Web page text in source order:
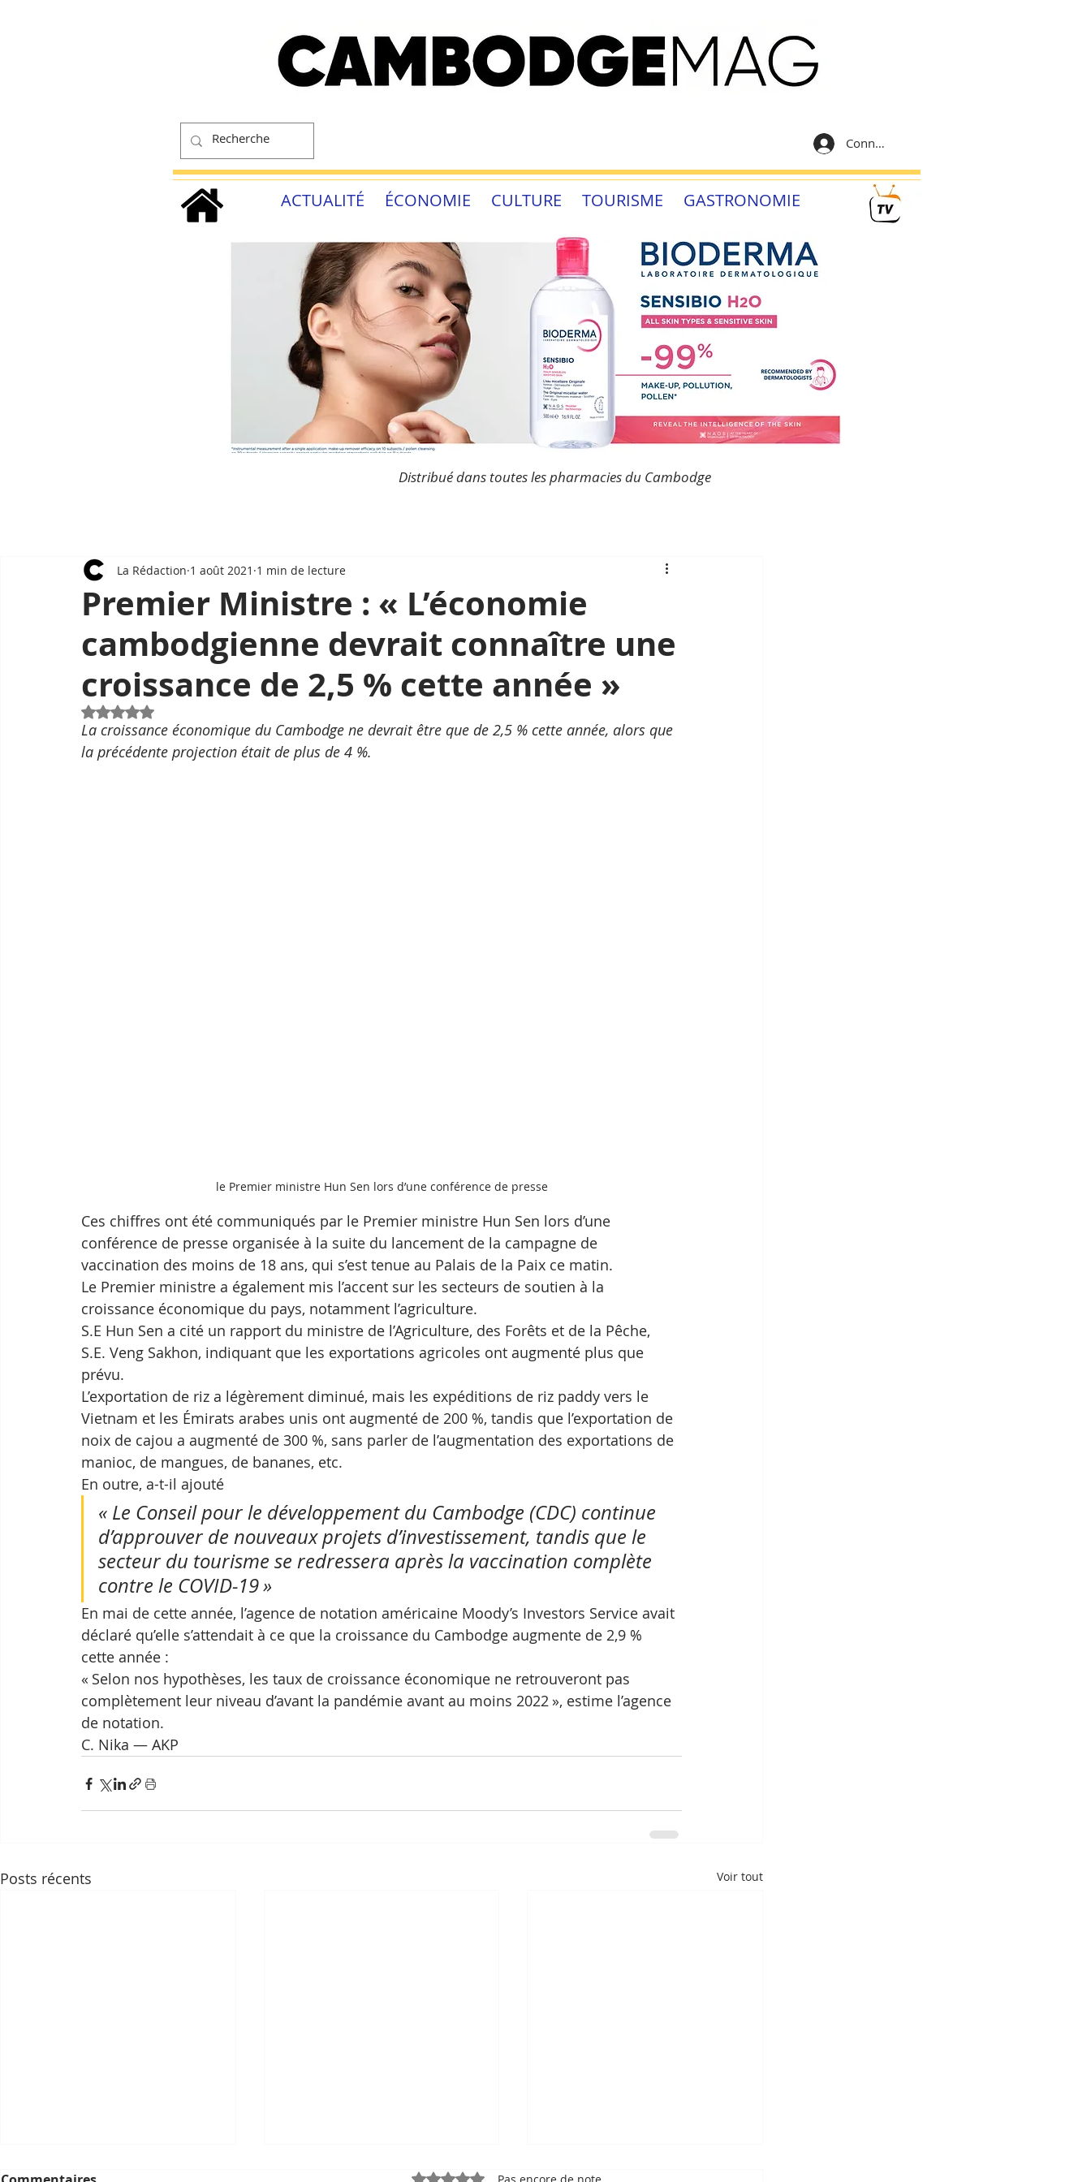
Connexion
ACTUALITÉ ÉCONOMIE CULTURE TOURISME GASTRONOMIE
Distribué dans toutes les pharmacies du Cambodge
Premier Ministre : « L’économie
cambodgienne devrait connaître une
croissance de 2,5 % cette année »
La Rédaction 1 août 2021 1 min de lecture
Noté NaN étoiles sur 5.
La croissance économique du Cambodge ne devrait être que de 2,5 % cette année, alors que
la précédente projection était de plus de 4 %.
le Premier ministre Hun Sen lors d’une conférence de presse
Ces chiffres ont été communiqués par le Premier ministre Hun Sen lors d’une
conférence de presse organisée à la suite du lancement de la campagne de
vaccination des moins de 18 ans, qui s’est tenue au Palais de la Paix ce matin.
Le Premier ministre a également mis l’accent sur les secteurs de soutien à la
croissance économique du pays, notamment l’agriculture.
S.E Hun Sen a cité un rapport du ministre de l’Agriculture, des Forêts et de la Pêche,
S.E. Veng Sakhon, indiquant que les exportations agricoles ont augmenté plus que
prévu.
L’exportation de riz a légèrement diminué, mais les expéditions de riz paddy vers le
Vietnam et les Émirats arabes unis ont augmenté de 200 %, tandis que l’exportation de
noix de cajou a augmenté de 300 %, sans parler de l’augmentation des exportations de
manioc, de mangues, de bananes, etc.
En outre, a-t-il ajouté
« Le Conseil pour le développement du Cambodge (CDC) continue
d’approuver de nouveaux projets d’investissement, tandis que le
secteur du tourisme se redressera après la vaccination complète
contre le COVID-19 »
En mai de cette année, l’agence de notation américaine Moody’s Investors Service avait
déclaré qu’elle s’attendait à ce que la croissance du Cambodge augmente de 2,9 %
cette année :
« Selon nos hypothèses, les taux de croissance économique ne retrouveront pas
complètement leur niveau d’avant la pandémie avant au moins 2022 », estime l’agence
de notation.
C. Nika — AKP
Posts récents Voir tout
Pas encore de note